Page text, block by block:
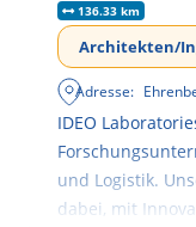
136.33 km
Architekten/
Adresse:
IDEO
und Logistik.
dabei, mit